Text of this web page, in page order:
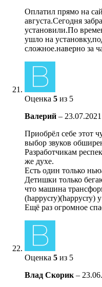
Оплатил прямо на
августа.Сегодня
установили.По
ушло на
сложное.наверно за
Оценка 5 из 5
Валерий – 23.07.2021
Приобрёл себе этот
выбор звуков
Разработчикам
же духе.
Есть один только
Детишки только
что машина
(happycry)(happycry)
Ещё раз огромное
Оценка 5 из 5
Влад Скорик –